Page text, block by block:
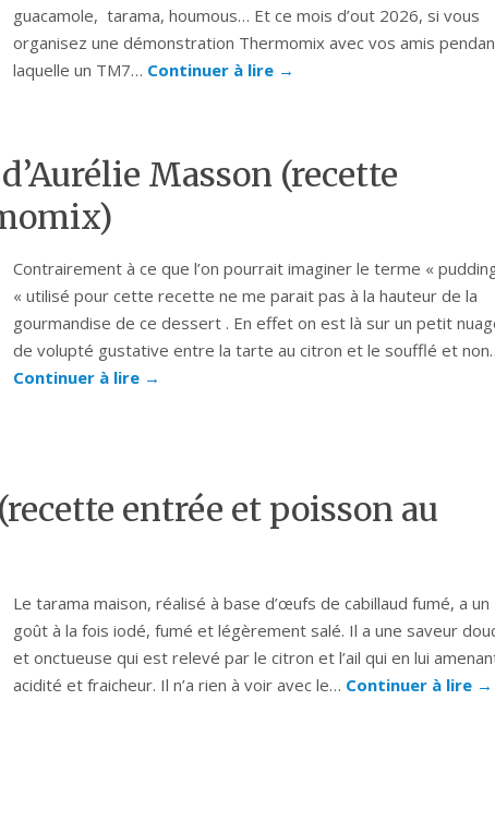
guacamole, tarama, houmous… Et ce mois d’out 2026, si vous
organisez une démonstration Thermomix avec vos amis
laquelle un TM7… Continuer à lire →
Masson (recette
Contrairement à ce que l’on pourrait imaginer le terme «
« utilisé pour cette recette ne me parait pas à la hauteur de la
gourmandise de ce dessert . En effet on est là sur un petit
de volupté gustative entre la tarte au citron et le soufflé et
Continuer à lire →
entrée et poisson au
Le tarama maison, réalisé à base d’œufs de cabillaud fumé, a un
goût à la fois iodé, fumé et légèrement salé. Il a une saveur
et onctueuse qui est relevé par le citron et l’ail qui en lui
acidité et fraicheur. Il n’a rien à voir avec le… Continuer à lire →